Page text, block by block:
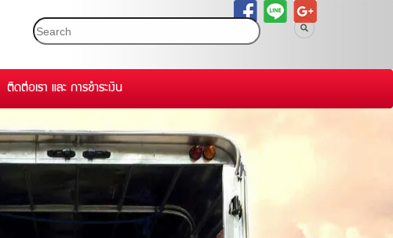
ติดต่อเรา และ การชำระเงิน